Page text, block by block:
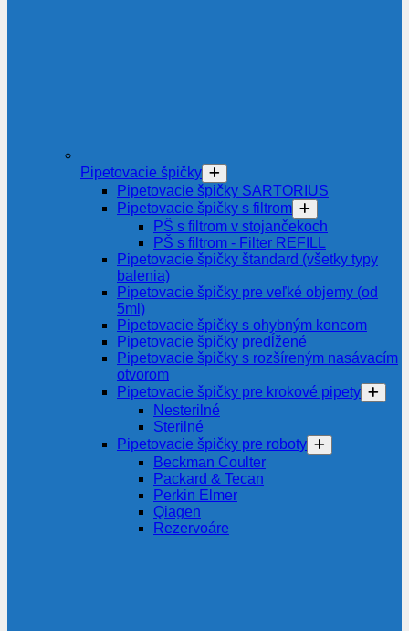
Pipetovacie špičky
Pipetovacie špičky SARTORIUS
Pipetovacie špičky s filtrom
PŠ s filtrom v stojančekoch
PŠ s filtrom - Filter REFILL
Pipetovacie špičky štandard (všetky typy
balenia)
Pipetovacie špičky pre veľké objemy (od
5ml)
Pipetovacie špičky s ohybným koncom
Pipetovacie špičky predĺžené
Pipetovacie špičky s rozšíreným nasávacím
otvorom
Pipetovacie špičky pre krokové pipety
Nesterilné
Sterilné
Pipetovacie špičky pre roboty
Beckman Coulter
Packard & Tecan
Perkin Elmer
Qiagen
Rezervoáre